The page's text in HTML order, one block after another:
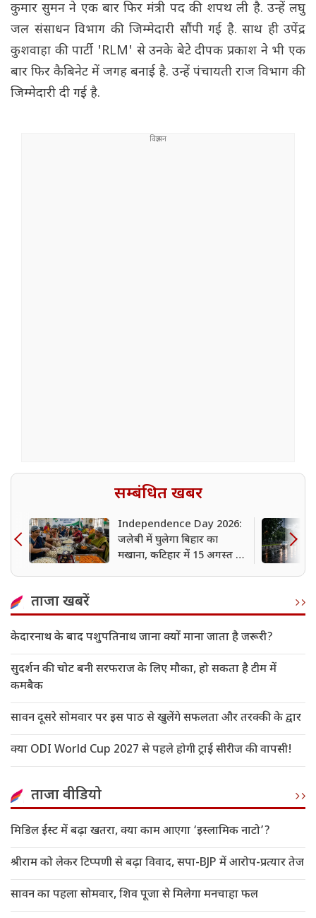
कुमार सुमन ने एक बार फिर मंत्री पद की शपथ ली है. उन्हें लघु
जल संसाधन विभाग की जिम्मेदारी सौंपी गई है. साथ ही उपेंद्र
कुशवाहा की पार्टी 'RLM' से उनके बेटे दीपक प्रकाश ने भी एक
बार फिर कैबिनेट में जगह बनाई है. उन्हें पंचायती राज विभाग की
जिम्मेदारी दी गई है.
सम्बंधित खबर
Independence Day 2026:
जलेबी में घुलेगा बिहार का
मखाना, कटिहार में 15 अगस्त पर
ताजा खबरें
केदारनाथ के बाद पशुपतिनाथ जाना क्यों माना जाता है जरूरी?
सुदर्शन की चोट बनी सरफराज के लिए मौका, हो सकता है टीम में
कमबैक
सावन दूसरे सोमवार पर इस पाठ से खुलेंगे सफलता और तरक्की के द्वार
क्या ODI World Cup 2027 से पहले होगी ट्राई सीरीज की वापसी!
ताजा वीडियो
मिडिल ईस्ट में बढ़ा खतरा, क्या काम आएगा ‘इस्लामिक नाटो’?
श्रीराम को लेकर टिप्पणी से बढ़ा विवाद, सपा-BJP में आरोप-प्रत्यार तेज
सावन का पहला सोमवार, शिव पूजा से मिलेगा मनचाहा फल